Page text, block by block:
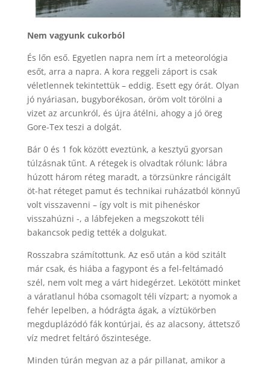
Nem vagyunk cukorból
És lőn eső. Egyetlen napra nem írt a meteorológia
esőt, arra a napra. A kora reggeli záport is csak
véletlennek tekintettük – eddig. Esett egy órát. Olyan
jó nyáriasan, bugyborékosan, öröm volt törölni a
vizet az arcunkról, és újra átélni, ahogy a jó öreg
Gore-Tex teszi a dolgát.
Bár 0 és 1 fok között eveztünk, a kesztyű gyorsan
túlzásnak tűnt. A rétegek is olvadtak rólunk: lábra
húzott három réteg maradt, a törzsünkre ráncigált
öt-hat réteget pamut és technikai ruházatból könnyű
volt visszavenni – így volt is mit pihenéskor
visszahúzni -, a lábfejeken a megszokott téli
bakancsok pedig tették a dolgukat.
Rosszabra számítottunk. Az eső után a köd szitált
már csak, és hiába a fagypont és a fel-feltámadó
szél, nem volt meg a várt hidegérzet. Lekötött minket
a váratlanul hóba csomagolt téli vízpart; a nyomok a
fehér lepelben, a hódrágta ágak, a víztükörben
megduplázódó fák kontúrjai, és az alacsony, áttetsző
víz medret feltáró őszintesége.
Minden túrán megvan az a pár pillanat, amikor a